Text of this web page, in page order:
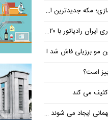
ایستگاه در مسیر بی‌نتیجه‌ها
با ۲۰ درصد تخفیف
مو برزیلی فاش شد !
است؟